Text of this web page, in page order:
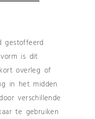
gestoffeerd
is dit
overleg of
in het midden
verschillende
te gebruiken